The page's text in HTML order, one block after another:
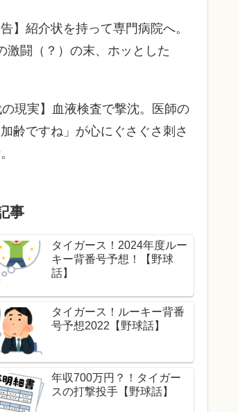
告】紹介状を持って専門病院へ。
激闘（？）の末、ホッとした
の現実】血液検査で撃沈。医師の
加齢ですね」が心にぐさぐさ刺さ
事
タイガース！2024年度ルー
キー背番号予想！【野球
話】
タイガース！ルーキー背番
号予想2022【野球話】
年収700万円？！タイガー
スの打撃投手【野球話】